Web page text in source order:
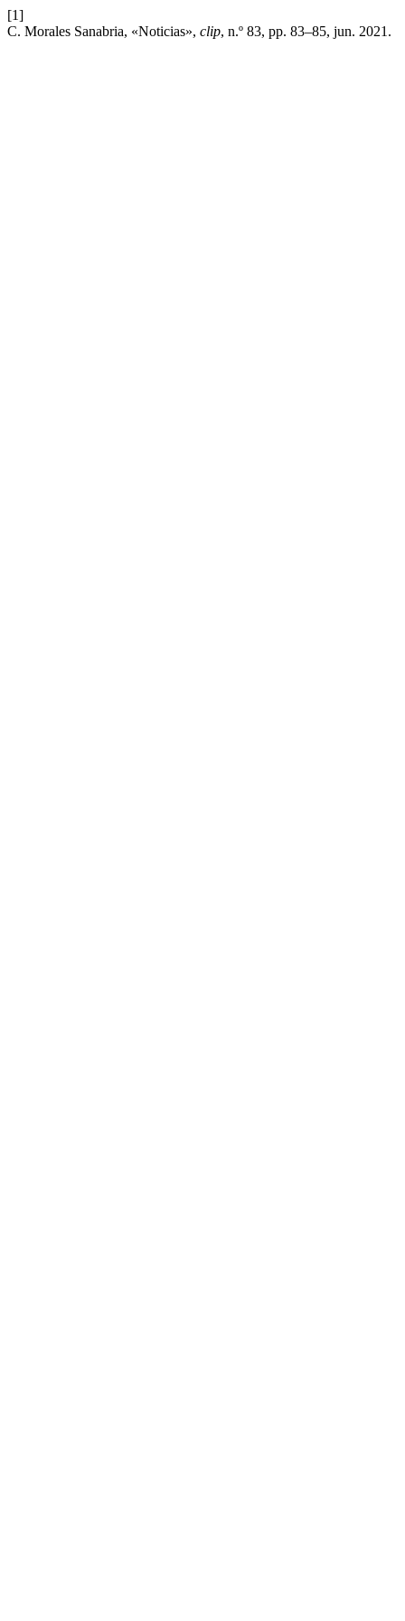
[1]
C. Morales Sanabria, «Noticias», clip, n.º 83, pp. 83–85, jun. 2021.